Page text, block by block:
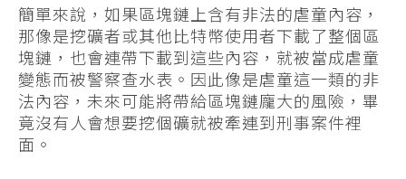
簡單來說，如果區塊鏈上含有非法的虐童內容，
那像是挖礦者或其他比特幣使用者下載了整個區
塊鏈，也會連帶下載到這些內容，就被當成虐童
變態而被警察查水表。因此像是虐童這一類的非
法內容，未來可能將帶給區塊鏈龐大的風險，畢
竟沒有人會想要挖個礦就被牽連到刑事案件裡
面。